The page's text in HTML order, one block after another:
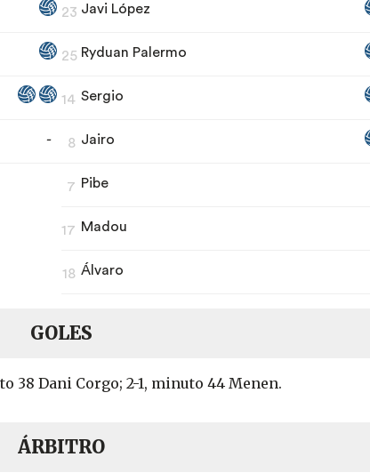
-
23 Javi López
25 Ryduan Palermo
14 Sergio
8 Jairo
7 Pibe
17 Madou
18 Álvaro
GOLES
38 Dani Corgo; 2-1, minuto 44 Menen.
ÁRBITRO